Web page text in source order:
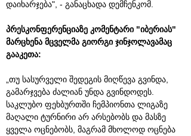
დაიხარჯება", - განაცხადა დემჩენკომ.
პრესკონფერენციაზე კომენტარი "იბერიას"
მარცხენა მცველმა გიორგი ჯინჯოლავამაც
გააკეთა:
„თუ სასურველი შედეგის მიღწევა გვინდა,
გამარჯვება ძალიან უნდა გვინდოდეს.
საკლუბო ფეხბურთში ჩემპიონთა ლიგაზე
მაღალი ტურნირი არ არსებობს და მასზე
ყველა ოცნებობს, მაგრამ მხოლოდ ოცნება